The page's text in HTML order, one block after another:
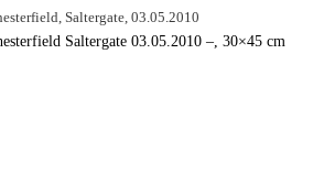
Saltergate 03.05.2010 –, 30×45 cm